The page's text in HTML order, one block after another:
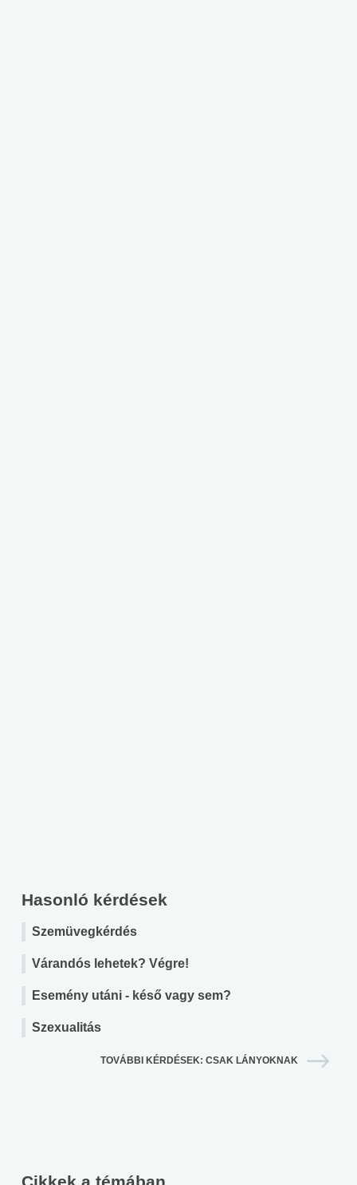
Hasonló kérdések
Szemüvegkérdés
Várandós lehetek? Végre!
Esemény utáni - késő vagy sem?
Szexualitás
TOVÁBBI KÉRDÉSEK: CSAK LÁNYOKNAK